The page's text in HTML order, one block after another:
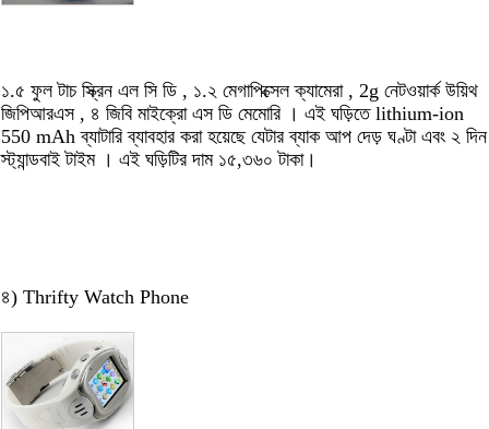
১.৫ ফুল টাচ স্ক্রিন এল সি ডি , ১.২ মেগাপিক্সেল ক্যামেরা , 2g নেটওয়ার্ক উয়িথ
জিপিআরএস , ৪ জিবি মাইক্রো এস ডি মেমোরি । এই ঘড়িতে lithium-ion
550 mAh ব্যাটারি ব্যাবহার করা হয়েছে যেটার ব্যাক আপ দেড় ঘণ্টা এবং ২ দিন
স্ট্যান্ডবাই টাইম । এই ঘড়িটির দাম ১৫,৩৬০ টাকা।
৪) Thrifty Watch Phone